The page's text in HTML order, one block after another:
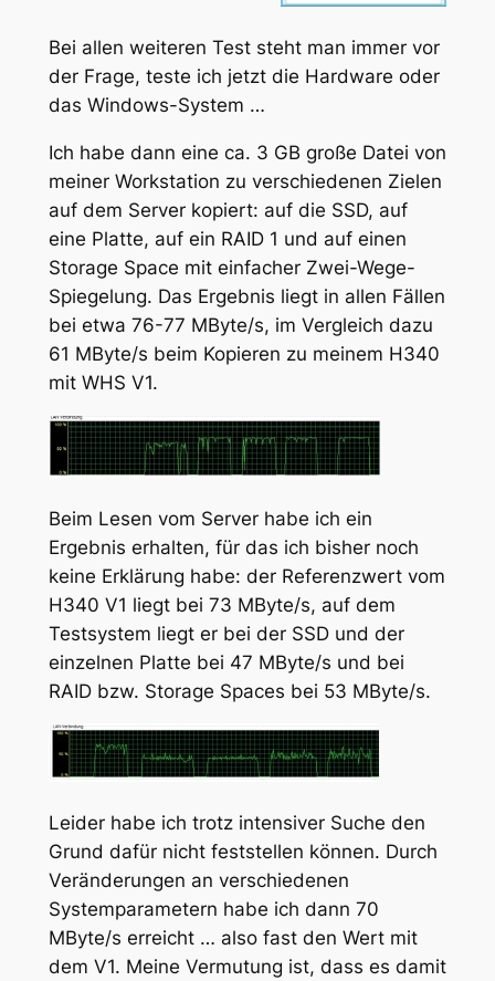
Bei allen weiteren Test steht man immer vor
der Frage, teste ich jetzt die Hardware oder
das Windows-System …
Ich habe dann eine ca. 3 GB große Datei von
meiner Workstation zu verschiedenen Zielen
auf dem Server kopiert: auf die SSD, auf
eine Platte, auf ein RAID 1 und auf einen
Storage Space mit einfacher Zwei-Wege-
Spiegelung. Das Ergebnis liegt in allen Fällen
bei etwa 76-77 MByte/s, im Vergleich dazu
61 MByte/s beim Kopieren zu meinem H340
mit WHS V1.
Beim Lesen vom Server habe ich ein
Ergebnis erhalten, für das ich bisher noch
keine Erklärung habe: der Referenzwert vom
H340 V1 liegt bei 73 MByte/s, auf dem
Testsystem liegt er bei der SSD und der
einzelnen Platte bei 47 MByte/s und bei
RAID bzw. Storage Spaces bei 53 MByte/s.
Leider habe ich trotz intensiver Suche den
Grund dafür nicht feststellen können. Durch
Veränderungen an verschiedenen
Systemparametern habe ich dann 70
MByte/s erreicht … also fast den Wert mit
dem V1. Meine Vermutung ist, dass es damit